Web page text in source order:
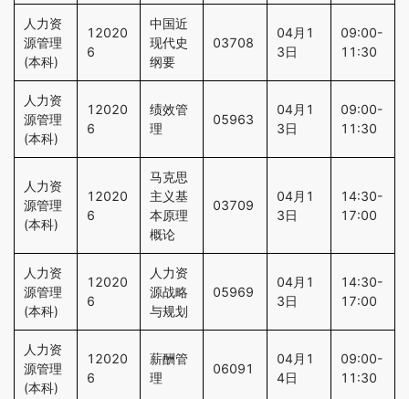
人力资
源管理
(本科)
12020
6
中国近
现代史
纲要
03708
04月1
3日
09:00-
11:30
人力资
源管理
(本科)
12020
6
绩效管
理
05963
04月1
3日
09:00-
11:30
人力资
源管理
(本科)
12020
6
马克思
主义基
本原理
概论
03709
04月1
3日
14:30-
17:00
人力资
源管理
(本科)
12020
6
人力资
源战略
与规划
05969
04月1
3日
14:30-
17:00
人力资
源管理
(本科)
12020
6
薪酬管
理
06091
04月1
4日
09:00-
11:30